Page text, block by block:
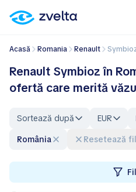
Acasă Romania Renault
Renault Symbioz în
ofertă care merită
Sortează după EUR
România
Resetează